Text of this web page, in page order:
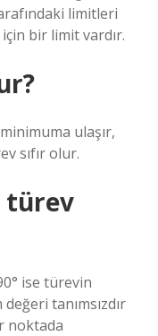
limitleri
bir limit vardır.
ulaşır,
sıfır olur.
türev
ise türevin
tanımsızdır
noktada